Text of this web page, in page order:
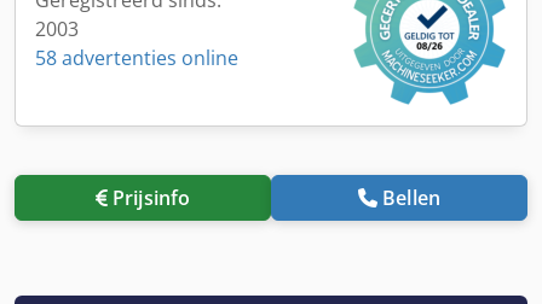
2003
58 advertenties online
Prijsinfo Bellen